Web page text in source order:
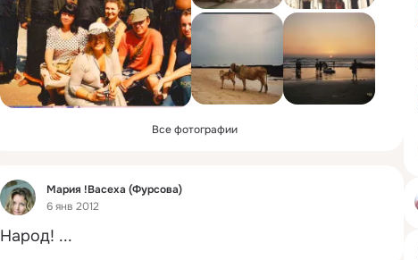
Все фотографии
Фид
Мария !Васеха (Фурсова)
6 янв 2012
Народ! ...